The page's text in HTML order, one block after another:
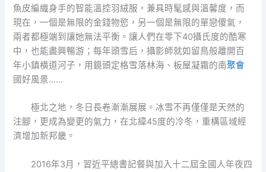
魚皮編織身手的智能溫控羽絨服，兼具時髦感與溫馨度，而
現在，一個是無限的金錢物慾，另一個是無限的單戀傻氣，
兩者都極端到讓她無法平衡。讓人們在零下40攝氏度的酷寒
中，也能盡興暢游；每年頭雪后，攝影師就如留鳥般離開百
年小鎮橫道河子，用鏡頭定格雪落林海、板屋凝霜的南聚會
國好風景……
極北之地，冬日長卷漸漸展展。冰雪不再僅僅是天然的
注腳，更成為變更的氣力，在北緯45度的冷冬，重構區域經
濟增加新邦畿。
2016年3月，習近平總書記餐與加入十二屆全國人年夜四